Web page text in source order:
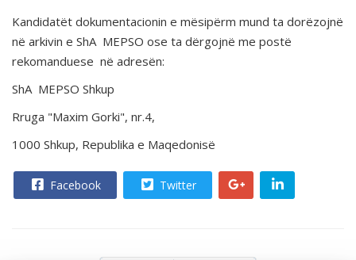
Kandidatët dokumentacionin e mësipërm mund ta dorëzojnë
në arkivin e ShA MEPSO ose ta dërgojnë me postë
rekomanduese në adresën:
ShA MEPSO Shkup
Rruga "Maxim Gorki", nr.4,
1000 Shkup, Republika e Maqedonisë
Facebook Twitter